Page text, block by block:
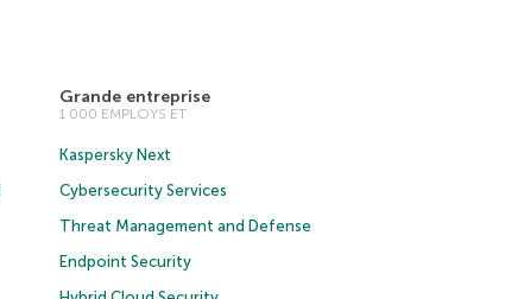
Grande entreprise
1 000 EMPLOYS ET
Kaspersky Next
Cybersecurity Services
Threat Management and Defense
Endpoint Security